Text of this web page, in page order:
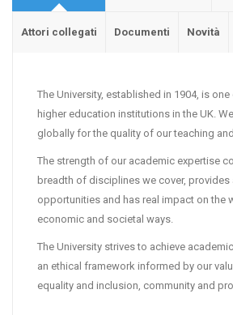
Attori collegati Documenti Novità
The University, established in 1904, is
higher education institutions in the UK.
globally for the quality of our teaching
The strength of our academic expertise
breadth of disciplines we cover, provides
opportunities and has real impact on the
economic and societal ways.
The University strives to achieve
an ethical framework informed by our
equality and inclusion, community and